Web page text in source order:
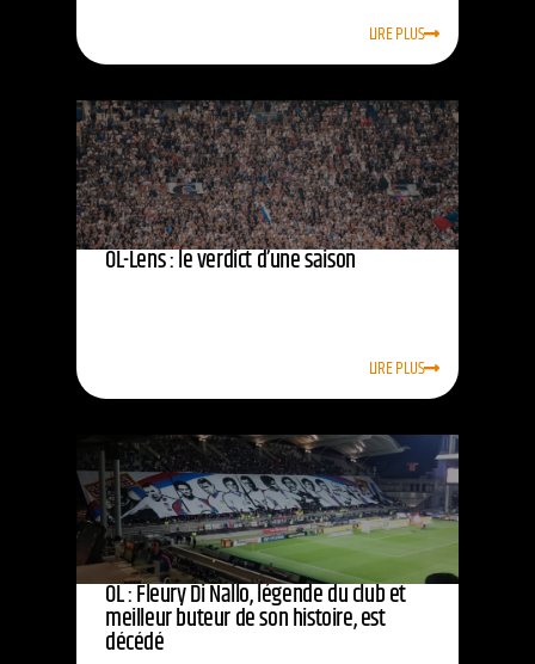
LIRE PLUS
OL-Lens : le verdict d’une saison
LIRE PLUS
OL : Fleury Di Nallo, légende du club et
meilleur buteur de son histoire, est
décédé